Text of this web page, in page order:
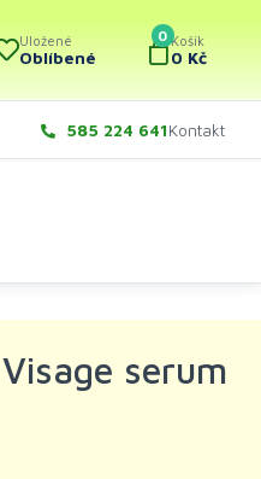
Uložené
Oblíbené
0 Košík
0 Kč
585 224 641Kontakt
serum